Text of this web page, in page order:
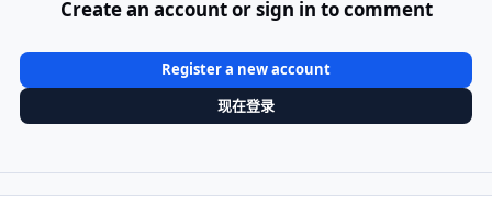
Create an account or sign in to comment
Register a new account
现在登录